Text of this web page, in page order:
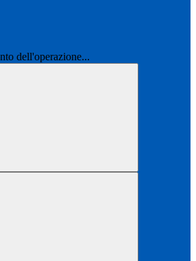
dell'operazione...